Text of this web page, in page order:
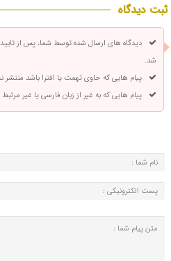
ثبت دیدگاه
دیدگاه های ارسال شده توسط شما، پس از
شد.
پیام هایی که حاوی تهمت یا افترا باشد
پیام هایی که به غیر از زبان فارسی یا غیر